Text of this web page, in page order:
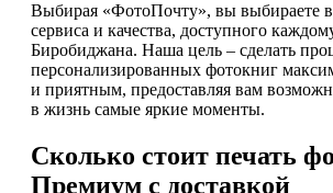
Выбирая «ФотоПочту», вы выбираете
сервиса и качества, доступного
Биробиджана. Наша цель – сделать
персонализированных фотокниг
и приятным, предоставляя вам
в жизнь самые яркие моменты.
Сколько стоит печать
Премиум с доставкой